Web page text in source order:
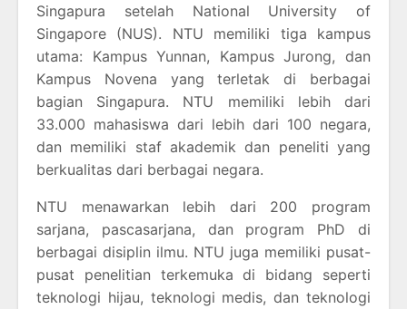
Singapura setelah National University of
Singapore (NUS). NTU memiliki tiga kampus
utama: Kampus Yunnan, Kampus Jurong, dan
Kampus Novena yang terletak di berbagai
bagian Singapura. NTU memiliki lebih dari
33.000 mahasiswa dari lebih dari 100 negara,
dan memiliki staf akademik dan peneliti yang
berkualitas dari berbagai negara.
NTU menawarkan lebih dari 200 program
sarjana, pascasarjana, dan program PhD di
berbagai disiplin ilmu. NTU juga memiliki pusat-
pusat penelitian terkemuka di bidang seperti
teknologi hijau, teknologi medis, dan teknologi